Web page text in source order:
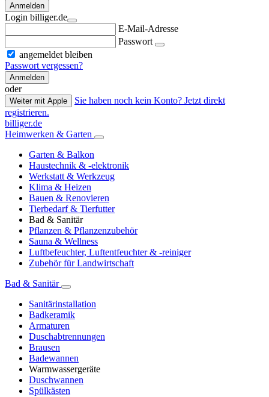
Anmelden
Login billiger.de
E-Mail-Adresse
Passwort
angemeldet bleiben
Passwort vergessen?
Anmelden
oder
Weiter mit Apple
Sie haben noch kein Konto? Jetzt direkt
registrieren.
billiger.de
Heimwerken & Garten
Garten & Balkon
Haustechnik & -elektronik
Werkstatt & Werkzeug
Klima & Heizen
Bauen & Renovieren
Tierbedarf & Tierfutter
Bad & Sanitär
Pflanzen & Pflanzenzubehör
Sauna & Wellness
Luftbefeuchter, Luftentfeuchter & -reiniger
Zubehör für Landwirtschaft
Bad & Sanitär
Sanitärinstallation
Badkeramik
Armaturen
Duschabtrennungen
Brausen
Badewannen
Warmwassergeräte
Duschwannen
Spülkästen